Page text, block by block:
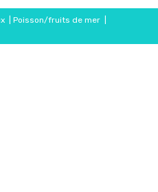
Poisson/fruits de mer